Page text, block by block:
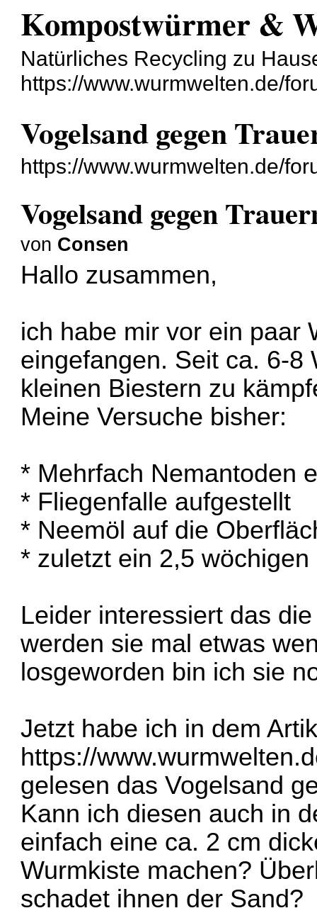
Kompostwürmer &
Natürliches Recycling zu
https://www.wurmwelten.de/
Vogelsand gegen
https://www.wurmwelten.de/
Vogelsand gegen
von Consen
Hallo zusammen,
ich habe mir vor ein paar
eingefangen. Seit ca. 6-8
kleinen Biestern zu
Meine Versuche bisher:
* Mehrfach Nemantoden
* Fliegenfalle aufgestellt
* Neemöl auf die
* zuletzt ein 2,5
Leider interessiert das
werden sie mal etwas
losgeworden bin ich sie
Jetzt habe ich in dem
https://
gelesen das Vogelsand
Kann ich diesen auch in
einfach eine ca. 2 cm
Wurmkiste machen?
schadet ihnen der Sand?